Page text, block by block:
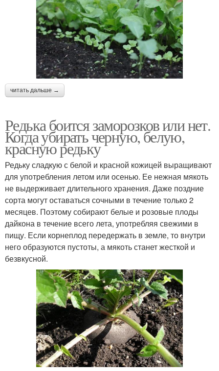
читать дальше →
Редька боится заморозков или нет.
Когда убирать черную, белую,
красную редьку
Редьку сладкую с белой и красной кожицей выращивают
для употребления летом или осенью. Ее нежная мякоть
не выдерживает длительного хранения. Даже поздние
сорта могут оставаться сочными в течение только 2
месяцев. Поэтому собирают белые и розовые плоды
дайкона в течение всего лета, употребляя свежими в
пищу. Если корнеплод передержать в земле, то внутри
него образуются пустоты, а мякоть станет жесткой и
безвкусной.